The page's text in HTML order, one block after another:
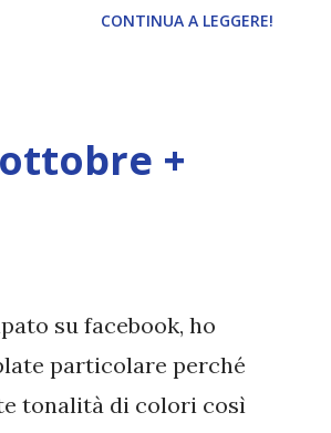
I wanna be a fangirl \\
libri \\ Elsa - La
Incantati \\
tra i Libri) \\
di Betelgeuse \\
CONTINUA A LEGGERE!
+
su facebook, ho
particolare perché
tonalità di colori così